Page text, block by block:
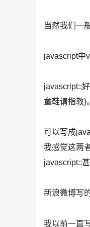
当然我们一
javascript中
javascript:;
童鞋请指教)。
可以写成
我感觉这两
javascript:;
新浪微博写
我以前一直